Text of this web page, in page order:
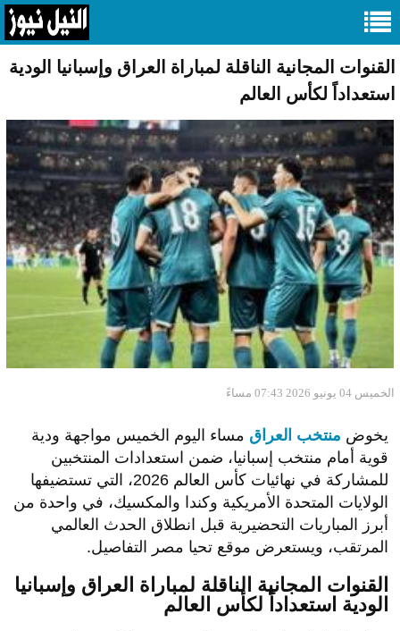
القنوات المجانية الناقلة لمباراة العراق وإسبانيا الودية
استعداداً لكأس العالم
الخميس 04 يونيو 2026 07:43 مساءً
يخوض منتخب العراق مساء اليوم الخميس مواجهة ودية
قوية أمام منتخب إسبانيا، ضمن استعدادات المنتخبين
للمشاركة في نهائيات كأس العالم 2026، التي تستضيفها
الولايات المتحدة الأمريكية وكندا والمكسيك، في واحدة من
أبرز المباريات التحضيرية قبل انطلاق الحدث العالمي
المرتقب، ويستعرض موقع تحيا مصر التفاصيل.
القنوات المجانية الناقلة لمباراة العراق وإسبانيا
الودية استعداداً لكأس العالم